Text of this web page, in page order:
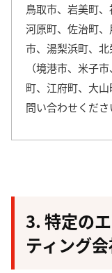
鳥取市、岩美町、
河原町、佐治町
市、湯梨浜町、
（境港市、米子
町、江府町、大山
問い合わせくださ
3. 特定の
ティング